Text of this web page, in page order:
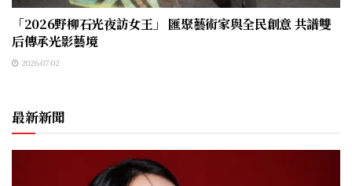
「2026野柳石光夜訪女王」 匯聚藝術家與全民創意 共譜雙
后傳承光影藝境
2026-07-02
最新新聞